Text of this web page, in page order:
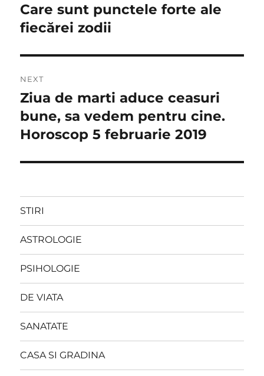
articole
post:
Care sunt punctele forte ale
fiecărei zodii
NEXT
Next
post:
Ziua de marti aduce ceasuri
bune, sa vedem pentru cine.
Horoscop 5 februarie 2019
STIRI
ASTROLOGIE
PSIHOLOGIE
DE VIATA
SANATATE
CASA SI GRADINA